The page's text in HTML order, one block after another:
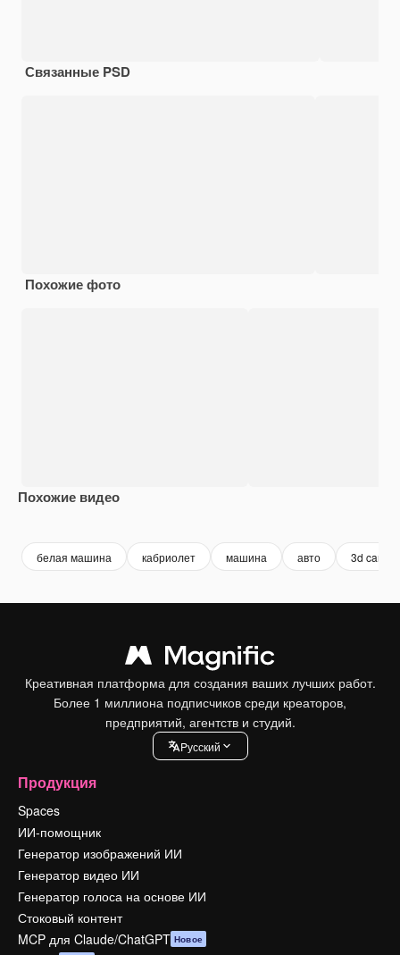
Связанные PSD
Похожие фото
Похожие видео
белая машина кабриолет машина авто 3d car
Креативная платформа для создания ваших лучших работ.
Более 1 миллиона подписчиков среди креаторов,
предприятий, агентств и студий.
Pусский
Продукция
Spaces
ИИ-помощник
Генератор изображений ИИ
Генератор видео ИИ
Генератор голоса на основе ИИ
Стоковый контент
MCP для Claude/ChatGPT Новое